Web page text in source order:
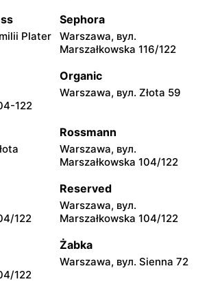
Barkocińska 6
Chorten
7a
Chorten
Wrocławska 27 lok.100/103
Chorten
Pułku 15c
Chorten
Chorten
Plater
Sephora
Warszawa, вул.
Marszałkowska 116/122
122
Organic
Warszawa, вул. Złota 59
Rossmann
Warszawa, вул.
Marszałkowska 104/122
122
Reserved
Warszawa, вул.
Marszałkowska 104/122
122
Żabka
Warszawa, вул. Sienna 72